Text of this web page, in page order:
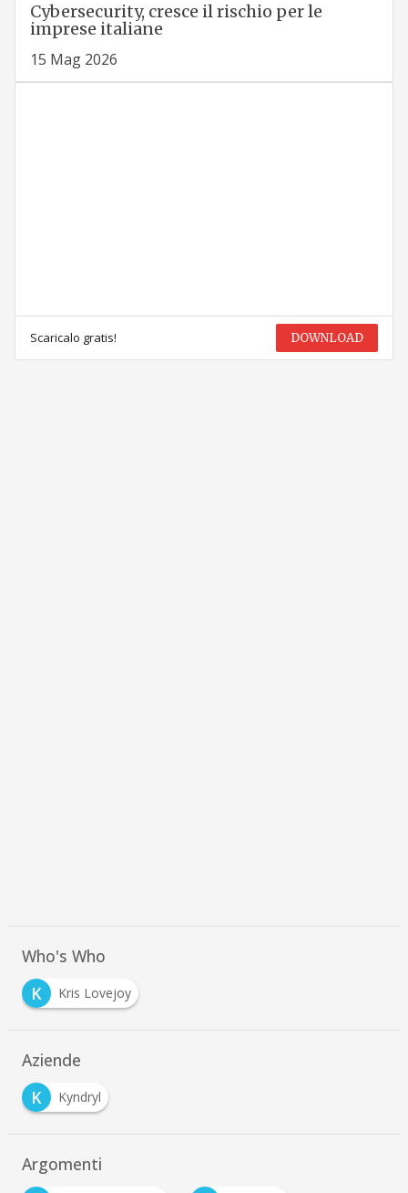
Cybersecurity, cresce il rischio per le
imprese italiane
15 Mag 2026
Scaricalo gratis! DOWNLOAD
Who's Who
K
Kris Lovejoy
Aziende
K
Kyndryl
Argomenti